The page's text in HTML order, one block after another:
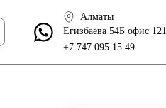
Алматы
Егизбаева 54Б офис 121
+7 747 095 15 49